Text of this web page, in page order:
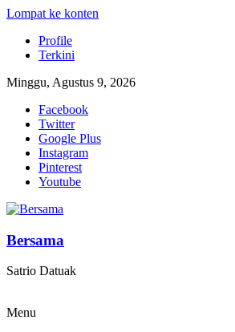
Lompat ke konten
Profile
Terkini
Minggu, Agustus 9, 2026
Facebook
Twitter
Google Plus
Instagram
Pinterest
Youtube
Bersama
Satrio Datuak
Menu